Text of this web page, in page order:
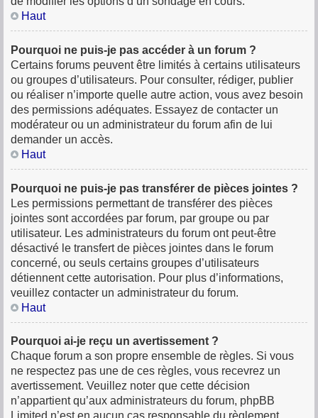
Haut
Pourquoi ne puis-je pas accéder à un forum ?
Certains forums peuvent être limités à certains utilisateurs
ou groupes d’utilisateurs. Pour consulter, rédiger, publier
ou réaliser n’importe quelle autre action, vous avez besoin
des permissions adéquates. Essayez de contacter un
modérateur ou un administrateur du forum afin de lui
demander un accès.
Haut
Pourquoi ne puis-je pas transférer de pièces jointes ?
Les permissions permettant de transférer des pièces
jointes sont accordées par forum, par groupe ou par
utilisateur. Les administrateurs du forum ont peut-être
désactivé le transfert de pièces jointes dans le forum
concerné, ou seuls certains groupes d’utilisateurs
détiennent cette autorisation. Pour plus d’informations,
veuillez contacter un administrateur du forum.
Haut
Pourquoi ai-je reçu un avertissement ?
Chaque forum a son propre ensemble de règles. Si vous
ne respectez pas une de ces règles, vous recevrez un
avertissement. Veuillez noter que cette décision
n’appartient qu’aux administrateurs du forum, phpBB
Limited n’est en aucun cas responsable du règlement